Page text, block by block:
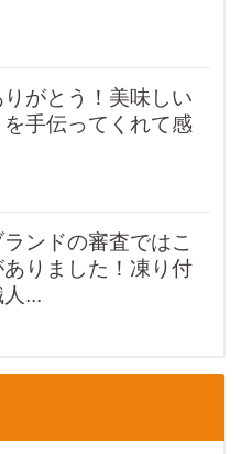
りがとう！美味しい
手伝ってくれて感
ンドの審査ではこ
りました！凍り付
...